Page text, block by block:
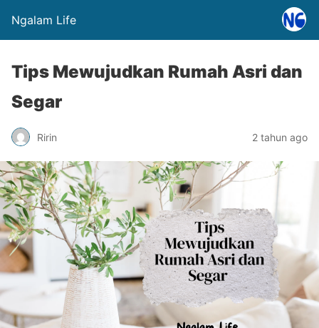
Ngalam Life
Tips Mewujudkan Rumah Asri dan
Segar
Ririn 2 tahun ago